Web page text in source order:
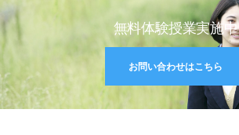
無料体験授業実施中
お問い合わせはこちら